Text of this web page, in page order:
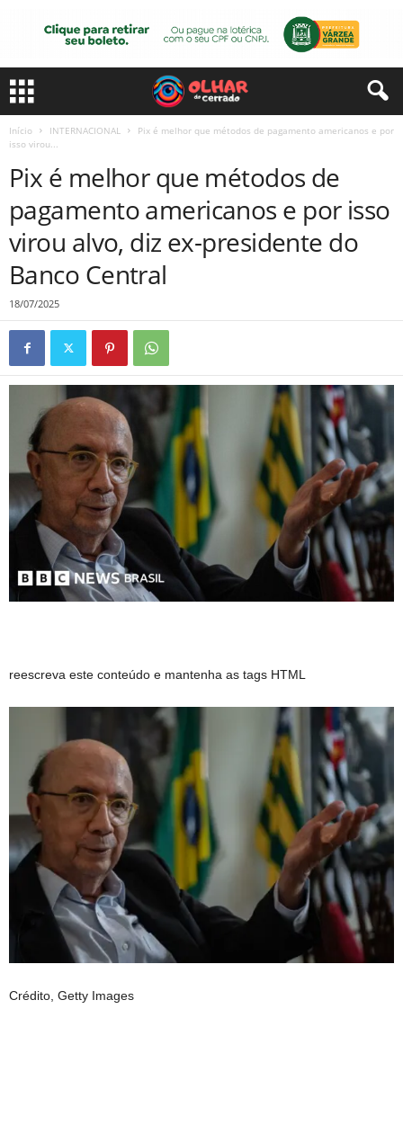
Início INTERNACIONAL
Pix é melhor que métodos de pagamento americanos e por
isso virou...
Pix é melhor que métodos de
pagamento americanos e por isso
virou alvo, diz ex-presidente do
Banco Central
18/07/2025
reescreva este conteúdo e mantenha as tags HTML
Crédito, Getty Images